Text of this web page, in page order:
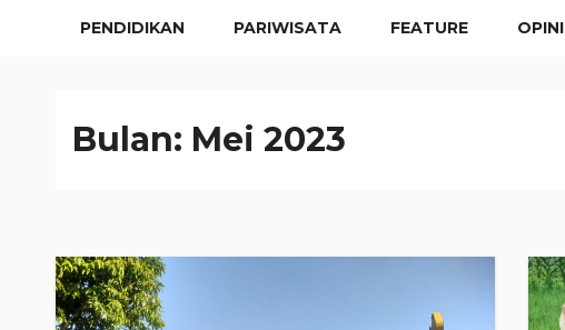
PENDIDIKAN PARIWISATA FEATURE OPINI
Bulan: Mei 2023